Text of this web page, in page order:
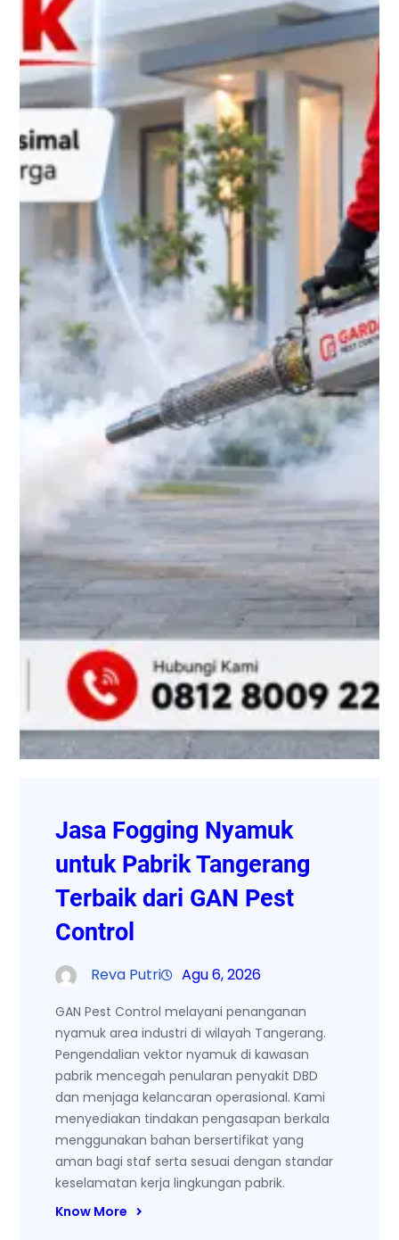
Jasa Fogging Nyamuk
untuk Pabrik Tangerang
Terbaik dari GAN Pest
Control
Reva Putri Agu 6, 2026
GAN Pest Control melayani penanganan
nyamuk area industri di wilayah Tangerang.
Pengendalian vektor nyamuk di kawasan
pabrik mencegah penularan penyakit DBD
dan menjaga kelancaran operasional. Kami
menyediakan tindakan pengasapan berkala
menggunakan bahan bersertifikat yang
aman bagi staf serta sesuai dengan standar
keselamatan kerja lingkungan pabrik.
Know More